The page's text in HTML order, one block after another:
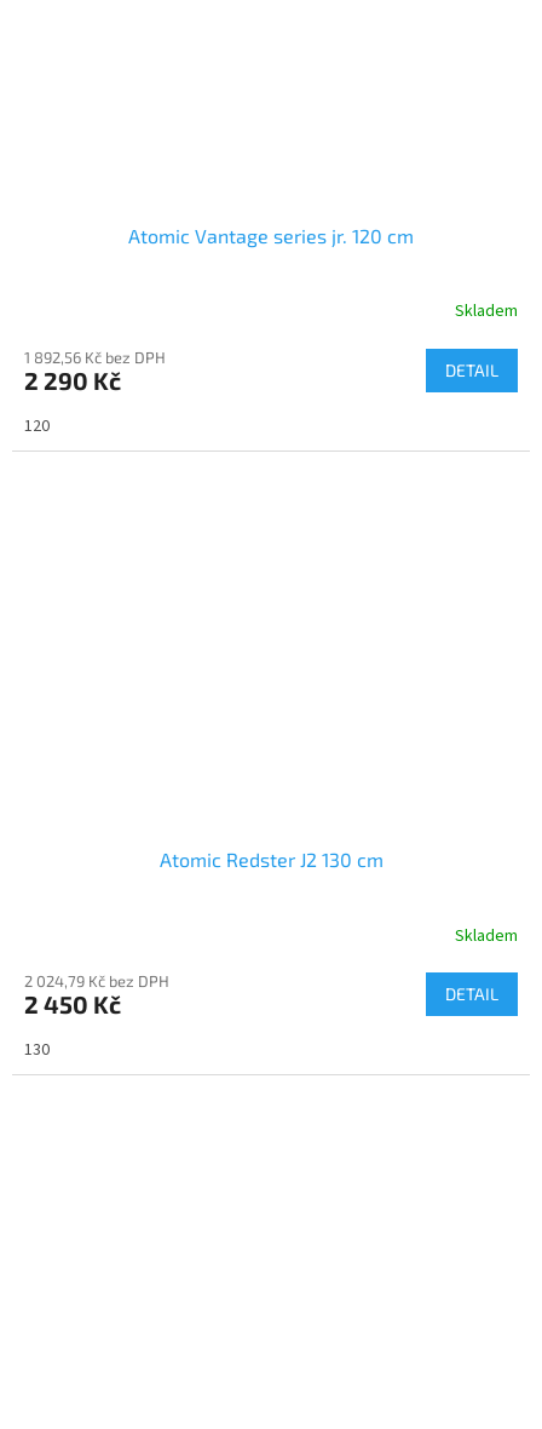
Atomic Vantage series jr. 120 cm
Skladem
1 892,56 Kč bez DPH
2 290 Kč DETAIL
120
Atomic Redster J2 130 cm
Skladem
2 024,79 Kč bez DPH
2 450 Kč DETAIL
130